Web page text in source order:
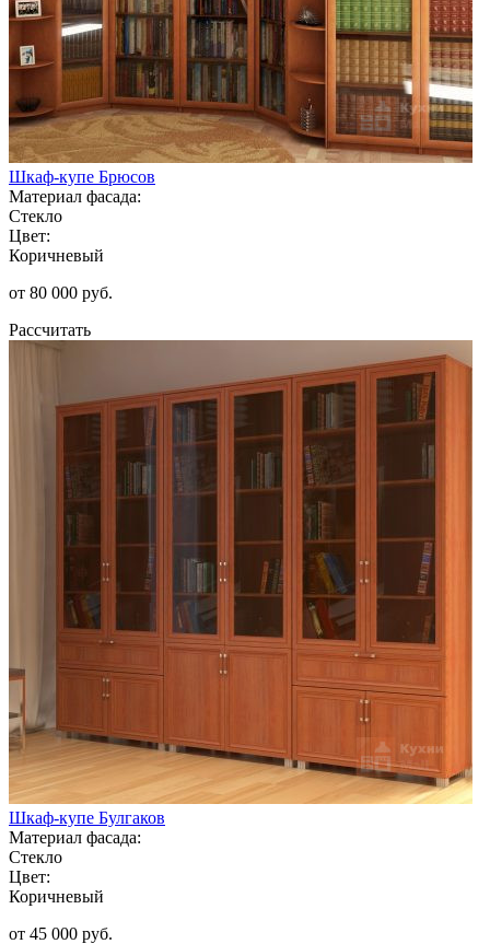
Шкаф-купе Брюсов
Материал фасада:
Стекло
Цвет:
Коричневый
от 80 000 руб.
Рассчитать
Шкаф-купе Булгаков
Материал фасада:
Стекло
Цвет:
Коричневый
от 45 000 руб.